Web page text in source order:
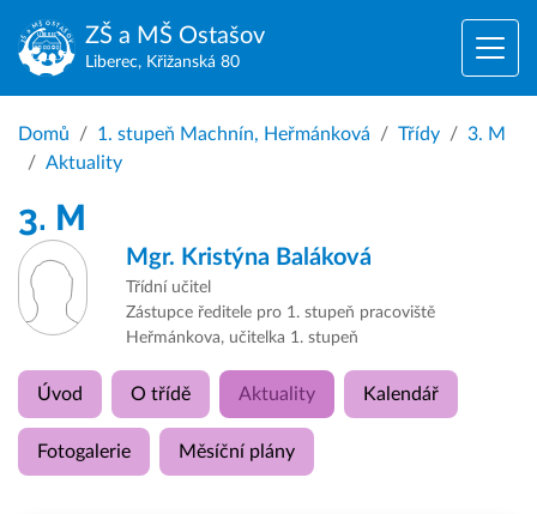
ZŠ a MŠ Ostašov
Liberec, Křižanská 80
Domů 1. stupeň Machnín, Heřmánková Třídy
3. M
Aktuality
3. M
Mgr. Kristýna Baláková
Třídní učitel
Zástupce ředitele pro 1. stupeň pracoviště
Heřmánkova, učitelka 1. stupeň
Úvod O třídě Aktuality Kalendář
Fotogalerie Měsíční plány